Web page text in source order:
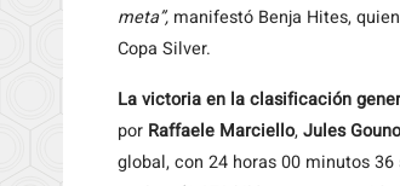
meta”, manifestó Benja Hites,
Copa Silver.
La victoria en la clasificación
por Raffaele Marciello,Jules
global, con 24 horas 00 minutos